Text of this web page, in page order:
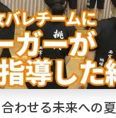
わせる未来への夏